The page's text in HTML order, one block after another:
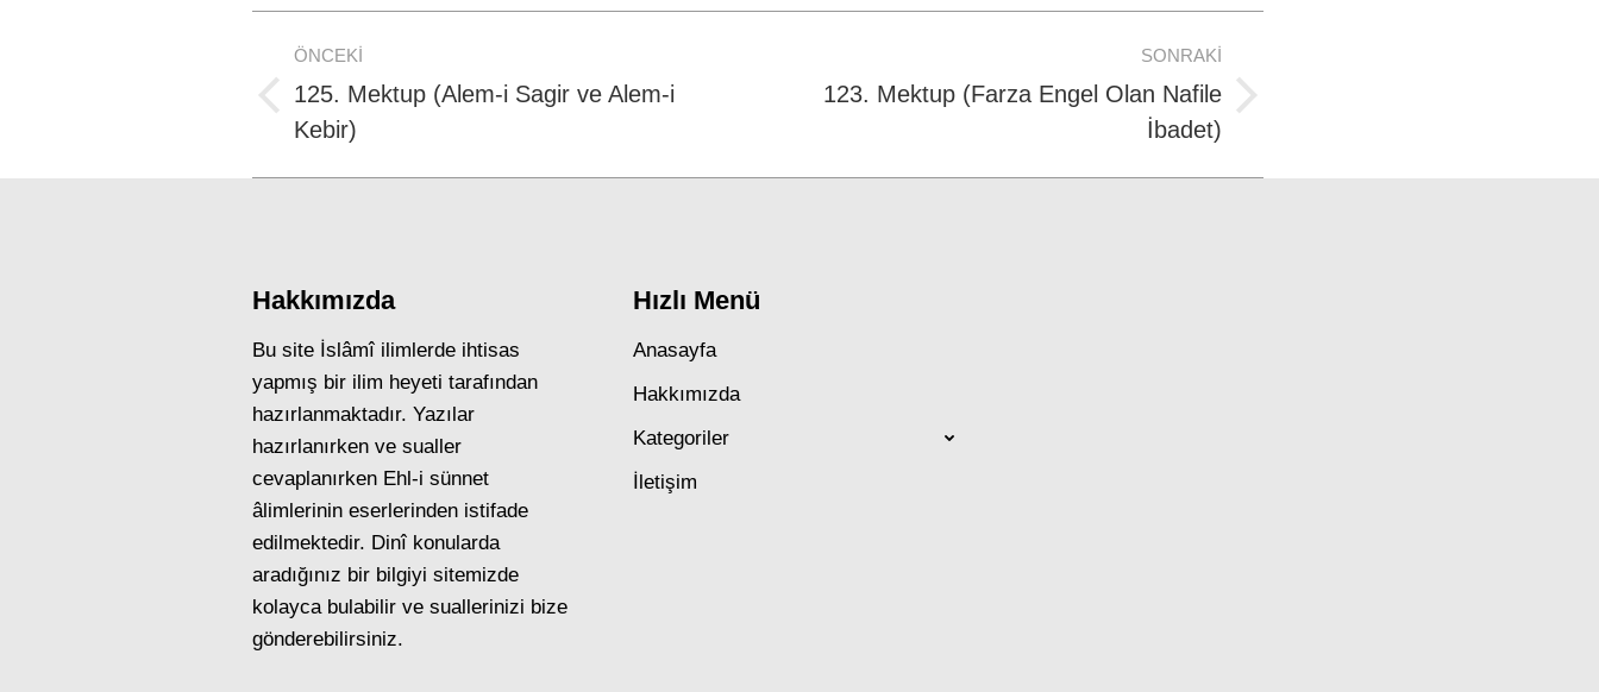
Post
navigation
ÖNCEKI
Previous
post:
125. Mektup (Alem-i Sagir ve Alem-i
Kebir)
SONRAKI
Next
123. Mektup (Farza Engel Olan Nafile
İbadet)
Hakkımızda
Bu site İslâmî ilimlerde ihtisas
yapmış bir ilim heyeti tarafından
hazırlanmaktadır. Yazılar
hazırlanırken ve sualler
cevaplanırken Ehl-i sünnet
âlimlerinin eserlerinden istifade
edilmektedir. Dinî konularda
aradığınız bir bilgiyi sitemizde
kolayca bulabilir ve suallerinizi bize
gönderebilirsiniz.
Hızlı Menü
Anasayfa
Hakkımızda
Kategoriler
İletişim